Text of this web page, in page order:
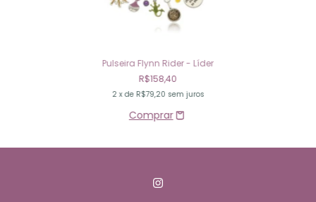
Pulseira Flynn Rider - Líder
R$158,40
2 x de R$79,20 sem juros